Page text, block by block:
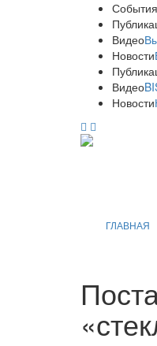
События
Видео
Новости
Видео
Новости
ГЛАВНАЯ